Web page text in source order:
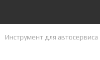
Инструмент для автосервиса